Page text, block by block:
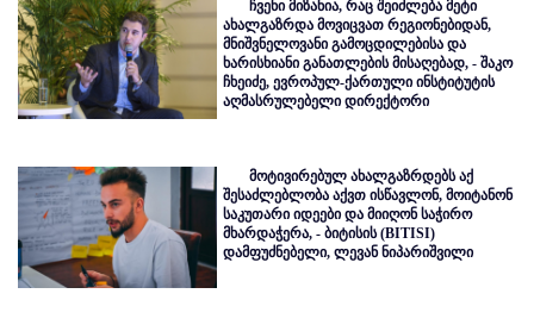
ჩვენი მიზანია, რაც შეიძლება მეტი
ახალგაზრდა მოვიცვათ რეგიონებიდან,
მნიშვნელოვანი გამოცდილებისა და
ხარისხიანი განათლების მისაღებად, - შაკო
ჩხეიძე, ევროპულ-ქართული ინსტიტუტის
აღმასრულებელი დირექტორი
მოტივირებულ ახალგაზრდებს აქ
შესაძლებლობა აქვთ ისწავლონ, მოიტანონ
საკუთარი იდეები და მიიღონ საჭირო
მხარდაჭერა, - ბიტისის (BITISI)
დამფუძნებელი, ლევან ნიპარიშვილი